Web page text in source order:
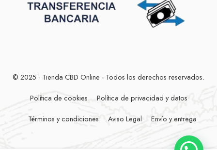
© 2025 - Tienda CBD Online - Todos los derechos reservados.
Política de cookies Política de privacidad y datos
Términos y condiciones Aviso Legal Envío y entrega